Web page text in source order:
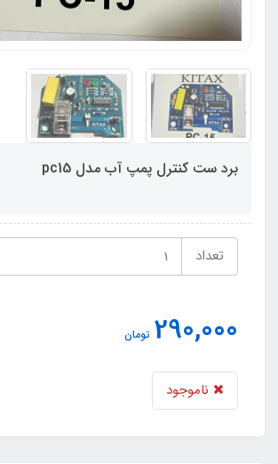
برد ست کنترل پمپ آب مدل pc15
تعداد
290,000 تومان
ناموجود